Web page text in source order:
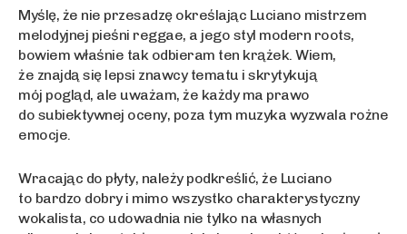
Myślę, że nie przesadzę określając Luciano mistrzem
melodyjnej pieśni reggae, a jego styl modern roots,
bowiem właśnie tak odbieram ten krążek. Wiem,
że znajdą się lepsi znawcy tematu i skrytykują
mój pogląd, ale uważam, że każdy ma prawo
do subiektywnej oceny, poza tym muzyka wyzwala rożne
emocje.
Wracając do płyty, należy podkreślić, że Luciano
to bardzo dobry i mimo wszystko charakterystyczny
wokalista, co udowadnia nie tylko na własnych